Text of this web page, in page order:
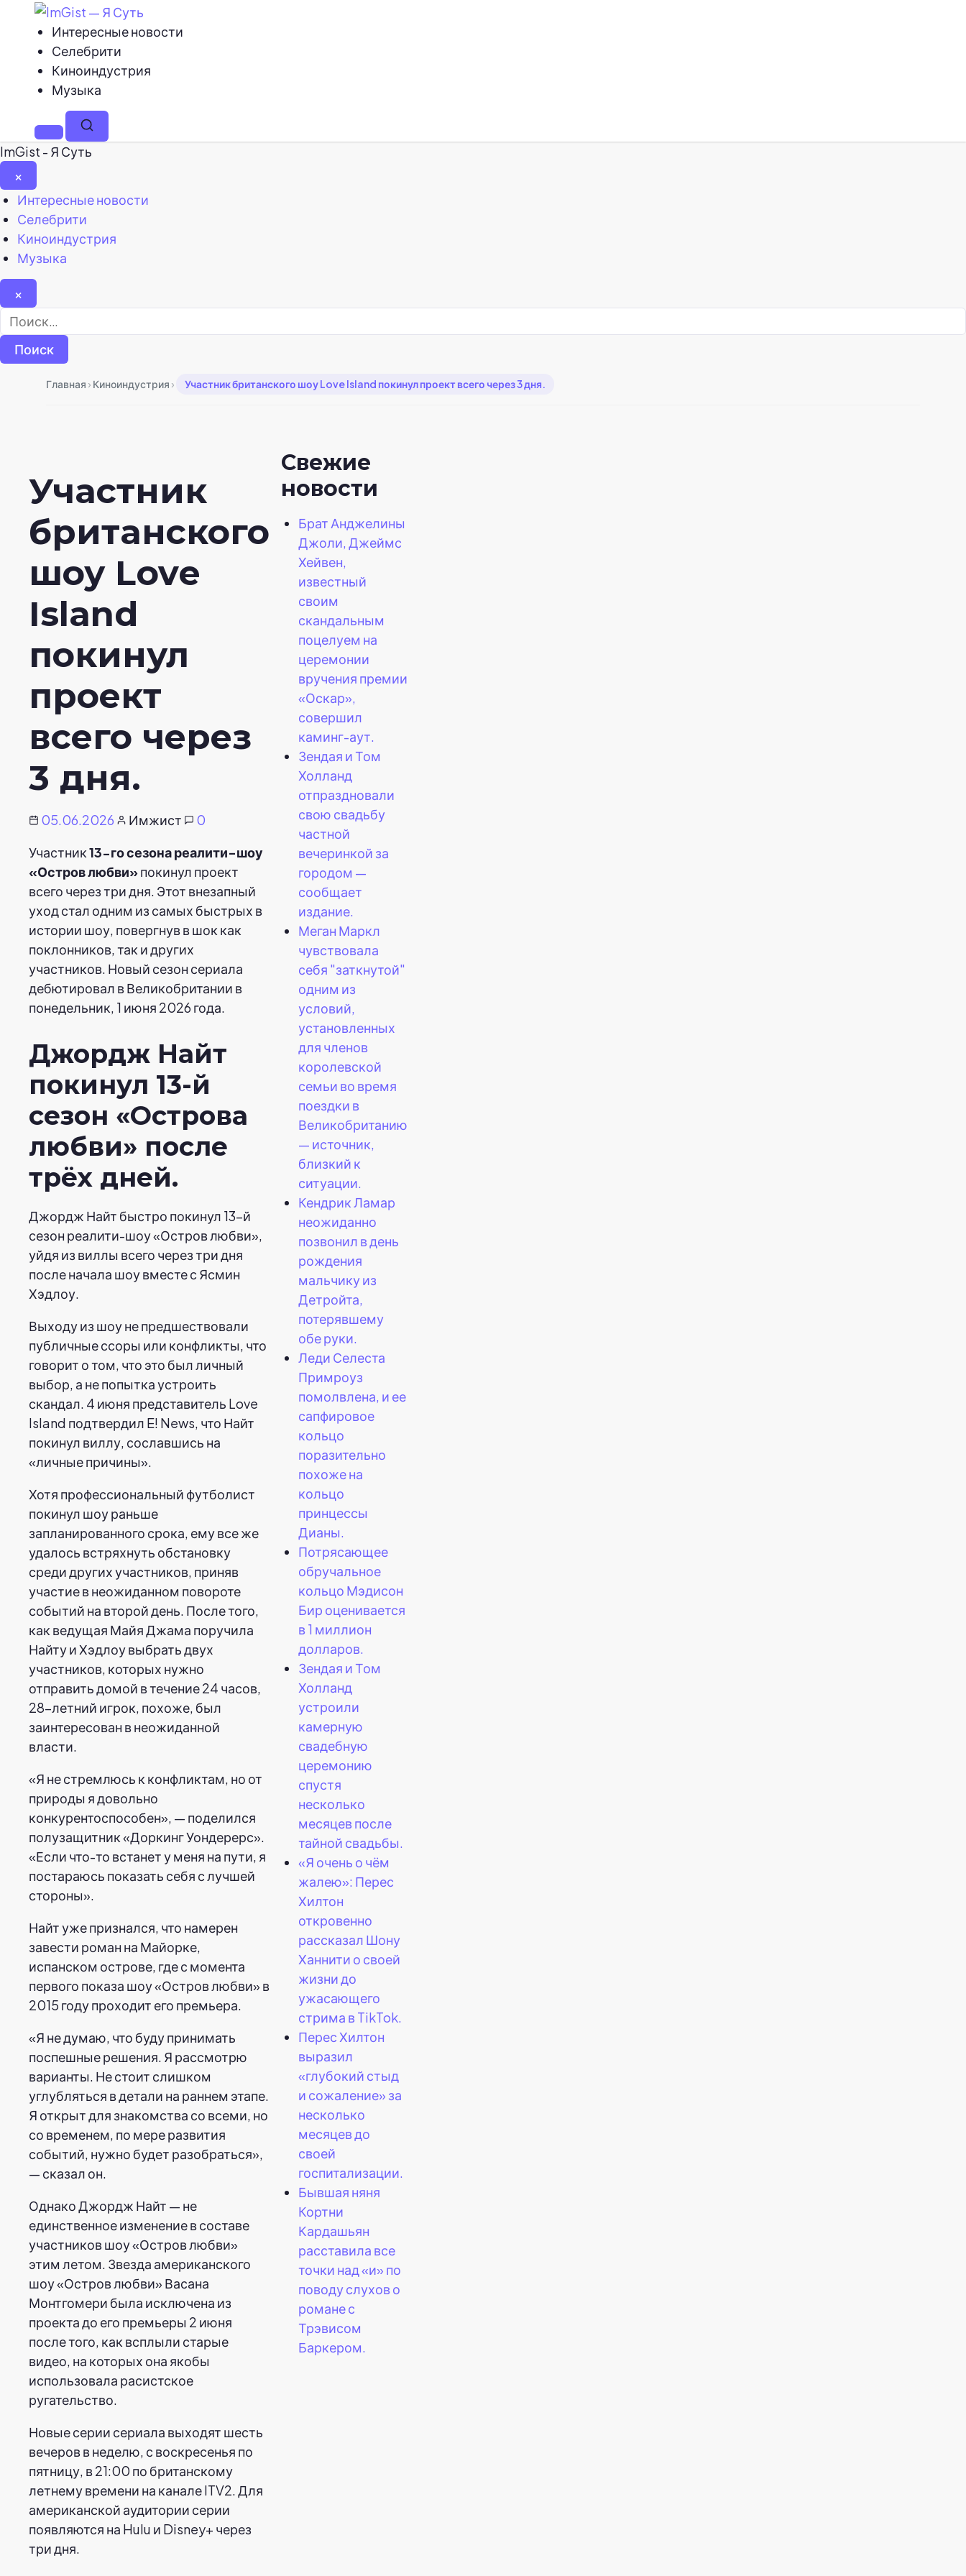
Интересные новости
Селебрити
Киноиндустрия
Музыка
МенюПоиск
ImGist - Я Суть
×
Закрыть
меню
Интересные новости
Селебрити
Киноиндустрия
Музыка
×
Найти:
Главная › Киноиндустрия › Участник британского шоу Love Island покинул проект всего через 3 дня.
Участник
британского
шоу Love
Island
покинул
проект
всего через
3 дня.
05.06.2026 Имжист
0
Участник13-го сезонареалити-шоу
«Остров любви»покинул проект
всего через три дня. Этот внезапный
уход стал одним из самых быстрых в
истории шоу, повергнув в шок как
поклонников, так и других
участников. Новый сезон сериала
дебютировал в Великобритании в
понедельник, 1 июня 2026 года.
Джордж Найт
покинул 13-й
сезон «Острова
любви» после
трёх дней.
Джордж Найт быстро покинул 13-й
сезон реалити-шоу «Остров любви»,
уйдя из виллы всего через три дня
после начала шоу вместе с Ясмин
Хэдлоу.
Выходу из шоу не предшествовали
публичные ссоры или конфликты, что
говорит о том, что это был личный
выбор, а не попытка устроить
скандал. 4 июня представитель Love
Island подтвердил E! News, что Найт
покинул виллу, сославшись на
«личные причины».
Хотя профессиональный футболист
покинул шоу раньше
запланированного срока, ему все же
удалось встряхнуть обстановку
среди других участников, приняв
участие в неожиданном повороте
событий на второй день. После того,
как ведущая Майя Джама поручила
Найту и Хэдлоу выбрать двух
участников, которых нужно
отправить домой в течение 24 часов,
28-летний игрок, похоже, был
заинтересован в неожиданной
власти.
«Я не стремлюсь к конфликтам, но от
природы я довольно
конкурентоспособен», — поделился
полузащитник «Доркинг Уондерерс».
«Если что-то встанет у меня на пути, я
постараюсь показать себя с лучшей
стороны».
Найт уже признался, что намерен
завести роман на Майорке,
испанском острове, где с момента
первого показа шоу «Остров любви» в
2015 году проходит его премьера.
«Я не думаю, что буду принимать
поспешные решения. Я рассмотрю
варианты. Не стоит слишком
углубляться в детали на раннем этапе.
Я открыт для знакомства со всеми, но
со временем, по мере развития
событий, нужно будет разобраться»,
— сказал он.
Однако Джордж Найт — не
единственное изменение в составе
участников шоу «Остров любви»
этим летом. Звезда американского
шоу «Остров любви» Васана
Монтгомери была исключена из
проекта до его премьеры 2 июня
после того, как всплыли старые
видео, на которых она якобы
использовала расистское
ругательство.
Новые серии сериала выходят шесть
вечеров в неделю, с воскресенья по
пятницу, в 21:00 по британскому
летнему времени на канале ITV2. Для
американской аудитории серии
появляются на Hulu и Disney+ через
три дня.
Свежие
новости
Брат Анджелины
Джоли, Джеймс
Хейвен,
известный
своим
скандальным
поцелуем на
церемонии
вручения премии
«Оскар»,
совершил
каминг-аут.
Зендая и Том
Холланд
отпраздновали
свою свадьбу
частной
вечеринкой за
городом —
сообщает
издание.
Меган Маркл
чувствовала
себя "заткнутой"
одним из
условий,
установленных
для членов
королевской
семьи во время
поездки в
Великобританию
— источник,
близкий к
ситуации.
Кендрик Ламар
неожиданно
позвонил в день
рождения
мальчику из
Детройта,
потерявшему
обе руки.
Леди Селеста
Примроуз
помолвлена, и ее
сапфировое
кольцо
поразительно
похоже на
кольцо
принцессы
Дианы.
Потрясающее
обручальное
кольцо Мэдисон
Бир оценивается
в 1 миллион
долларов.
Зендая и Том
Холланд
устроили
камерную
свадебную
церемонию
спустя
несколько
месяцев после
тайной свадьбы.
«Я очень о чём
жалею»: Перес
Хилтон
откровенно
рассказал Шону
Ханнити о своей
жизни до
ужасающего
стрима в TikTok.
Перес Хилтон
выразил
«глубокий стыд
и сожаление» за
несколько
месяцев до
своей
госпитализации.
Бывшая няня
Кортни
Кардашьян
расставила все
точки над «и» по
поводу слухов о
романе с
Трэвисом
Баркером.